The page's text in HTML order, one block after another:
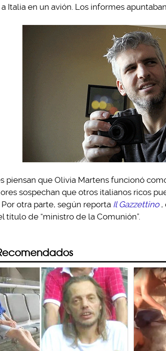
Italia en un avión. Los informes
piensan que Olivia Martens funcionó
sospechan que otros italianos ricos
Por otra parte, según reporta Il Gazzettino ,
título de “ministro de la Comunión”.